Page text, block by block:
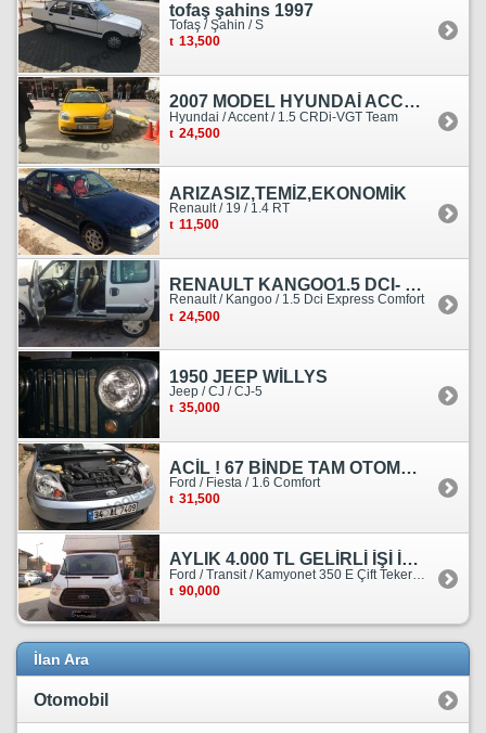
tofaş şahins 1997
Tofaş / Şahin / S
13,500
2007 MODEL HYUNDAİ ACCENT ERA MOTOR YENİ YAPILDI
Hyundai / Accent / 1.5 CRDi-VGT Team
24,500
ARIZASIZ,TEMİZ,EKONOMİK
Renault / 19 / 1.4 RT
11,500
RENAULT KANGOO1.5 DCI- 138 KM
Renault / Kangoo / 1.5 Dci Express Comfort
24,500
1950 JEEP WİLLYS
Jeep / CJ / CJ-5
35,000
ACİL ! 67 BİNDE TAM OTOMATİK FORD FİESTA
Ford / Fiesta / 1.6 Comfort
31,500
AYLIK 4.000 TL GELİRLİ İŞİ İLE BİRLİKTE SATILIKTIR.
90,000
İlan Ara
Otomobil